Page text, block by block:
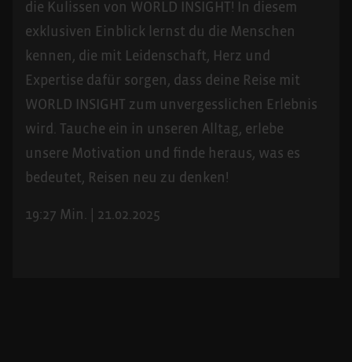
die Kulissen von WORLD INSIGHT! In diesem
exklusiven Einblick lernst du die Menschen
kennen, die mit Leidenschaft, Herz und
Expertise dafür sorgen, dass deine Reise mit
WORLD INSIGHT zum unvergesslichen Erlebnis
wird. Tauche ein in unseren Alltag, erlebe
unsere Motivation und finde heraus, was es
bedeutet, Reisen neu zu denken!
19:27 Min. | 21.02.2025